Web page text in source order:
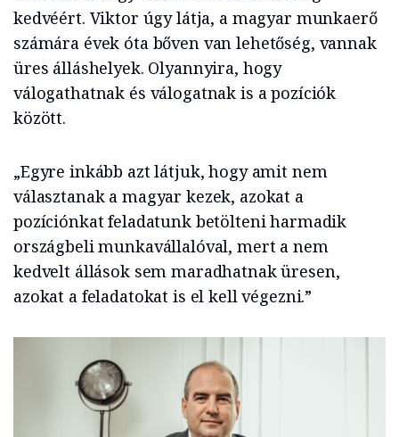
kedvéért. Viktor úgy látja, a magyar munkaerő
számára évek óta bőven van lehetőség, vannak
üres álláshelyek. Olyannyira, hogy
válogathatnak és válogatnak is a pozíciók
között.
„Egyre inkább azt látjuk, hogy amit nem
választanak a magyar kezek, azokat a
pozíciónkat feladatunk betölteni harmadik
országbeli munkavállalóval, mert a nem
kedvelt állások sem maradhatnak üresen,
azokat a feladatokat is el kell végezni.”